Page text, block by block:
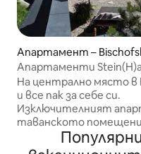
Апартамент –
fen
Апартаменти
На централно място
и все пак за себе си.
Изключителният
таванското
апартаменти
на тази степен.